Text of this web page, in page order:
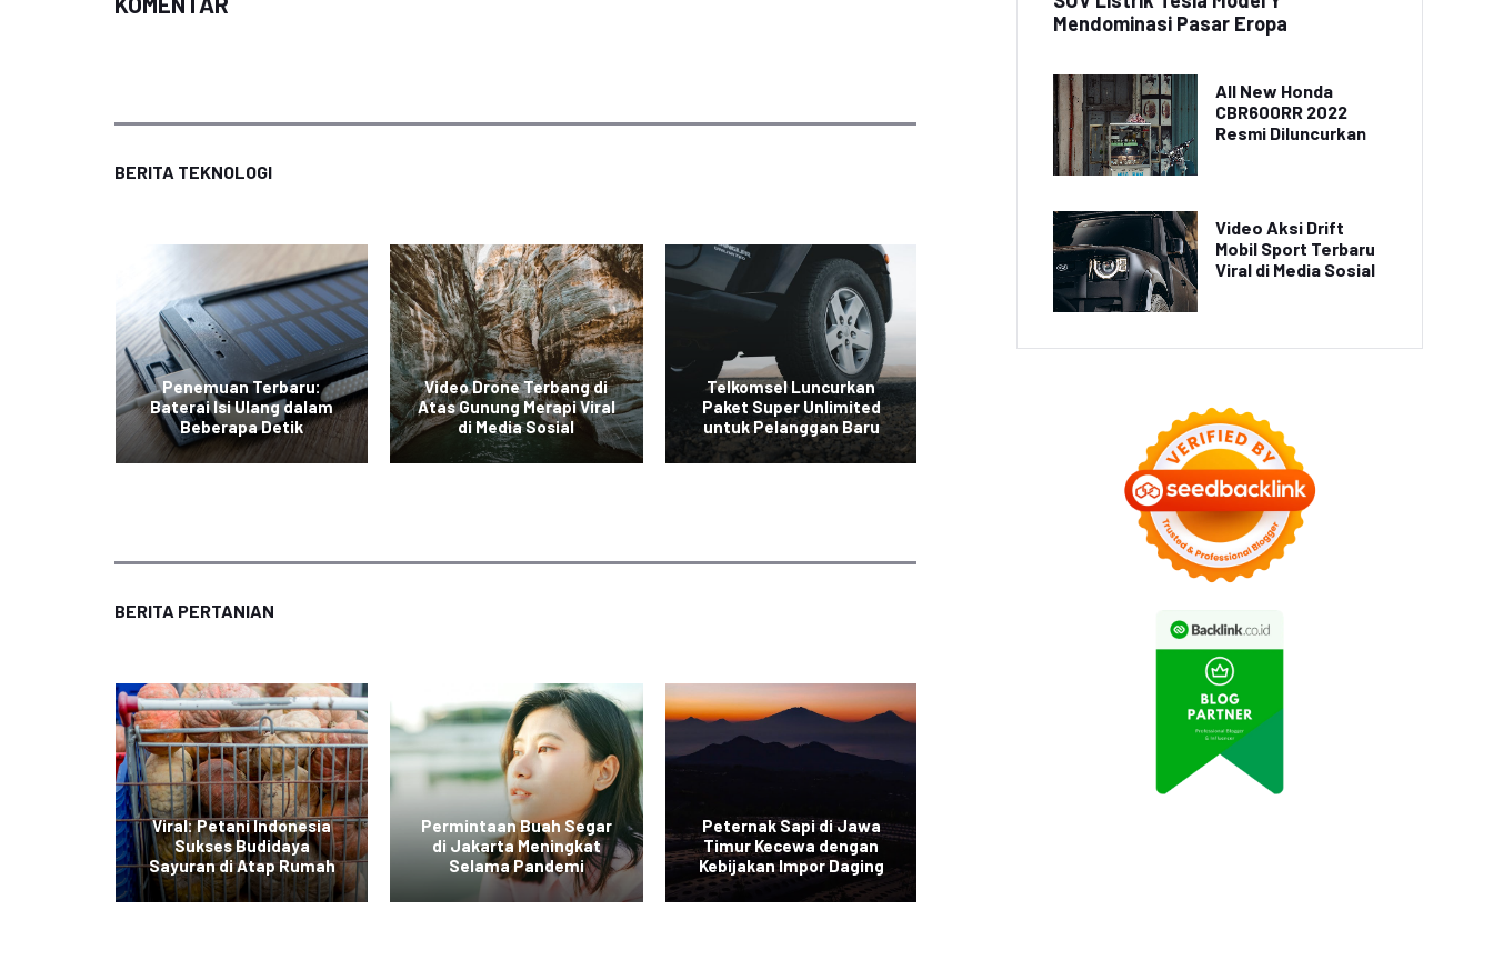
BERITA TEKNOLOGI
Penemuan Terbaru:
Baterai Isi Ulang dalam
Beberapa Detik
Video Drone Terbang di
Atas Gunung Merapi Viral
di Media Sosial
Telkomsel Luncurkan
Paket Super Unlimited
untuk Pelanggan Baru
Atas Gunung Merapi Viral
BERITA PERTANIAN
Viral: Petani Indonesia
Sukses Budidaya
Sayuran di Atap Rumah
Permintaan Buah Segar
di Jakarta Meningkat
Selama Pandemi
Peternak Sapi di Jawa
Timur Kecewa dengan
Kebijakan Impor Daging
Mendominasi Pasar Eropa
All New Honda
CBR600RR 2022
Resmi Diluncurkan
Video Aksi Drift
Mobil Sport Terbaru
Viral di Media Sosial